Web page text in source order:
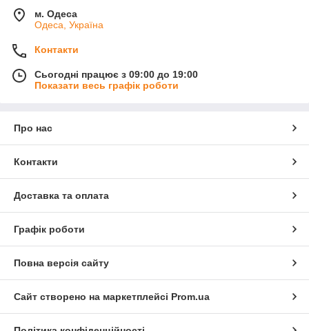
м. Одеса
Одеса, Україна
Контакти
Сьогодні працює з 09:00 до 19:00
Показати весь графік роботи
Про нас
Контакти
Доставка та оплата
Графік роботи
Повна версія сайту
Сайт створено на маркетплейсі Prom.ua